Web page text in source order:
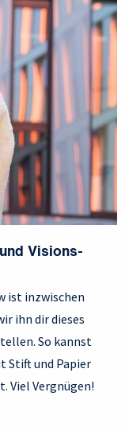
Visions-
ist inzwischen
ihn dir dieses
So kannst
Stift und Papier
Viel Vergnügen!